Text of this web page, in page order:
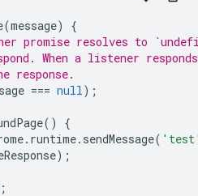
(message)
{
promise resolves to
When a listener
response.
=== null);
()
{
. runtime. sendMessage(
);